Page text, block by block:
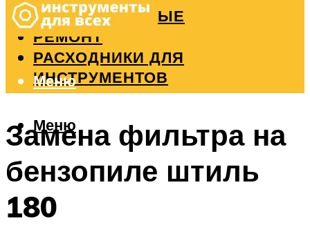
ИЗМЕРИТЕЛЬНЫЕ
РЕМОНТ
РАСХОДНИКИ ДЛЯ
ИНСТРУМЕНТОВ
Меню
Меню
Замена фильтра на
бензопиле штиль
180